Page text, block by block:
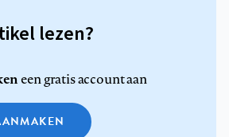
lezen?
een gratis account aan